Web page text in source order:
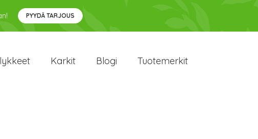
PYYDÄ TARJOUS
Karkit Blogi Tuotemerkit